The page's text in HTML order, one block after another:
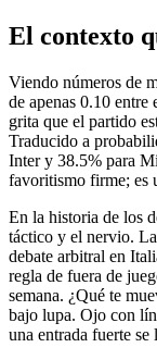
El contexto
Viendo números de
de apenas 0.10
grita que el partido
Traducido a
Inter y 38.5% para
favoritismo firme; es
En la historia de los
táctico y el nervio. La
debate arbitral en
regla de fuera de
semana. ¿Qué te
bajo lupa. Ojo con
una entrada fuerte se